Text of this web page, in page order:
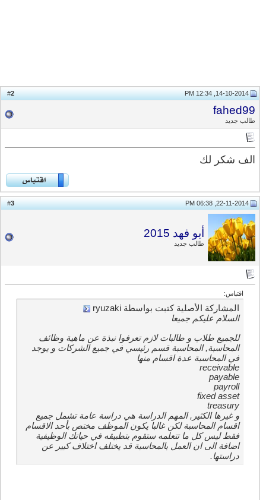
14-10-2014, 12:34 PM
fahed99
طالب جديد
الف شكر لك
22-11-2014, 06:38 PM
أبو فهد 2015
طالب جديد
اقتباس:
المشاركة الأصلية كتبت بواسطة ryuzaki
السلام عليكم جميعا
للجميع طلاب و طالبات لازم تعرفوا نبذة عن ماهية وظائف
المحاسبة, المحاسبة قسم رئيسي في جميع الشركات و يوجد
في المحاسبة عدة اقسام منها
receivable
payable
payroll
fixed asset
treasury
و غيرها الكثير, المهم الدراسة هي دراسة عامة تشمل جميع
اقسام المحاسبة لكن غالبا يكون الموظف مختص بأحد الاقسام
فقط ليس كل ما تتعلمه ستقوم بتطبيقه في حياتك الوظيفية
اضافة الى ان العمل بالمحاسبة قد يختلف اختلاف كبير عن
دراستها.